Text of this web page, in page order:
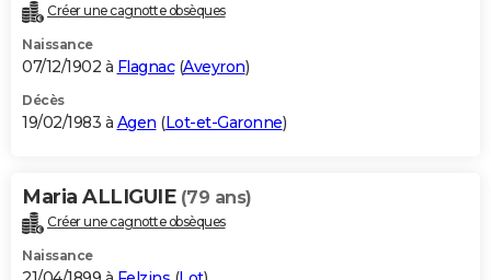
Créer une cagnotte obsèques
Naissance
07/12/1902 à Flagnac(Aveyron)
Décès
19/02/1983 à Agen (Lot-et-Garonne)
Maria ALLIGUIE (79 ans)
Créer une cagnotte obsèques
Naissance